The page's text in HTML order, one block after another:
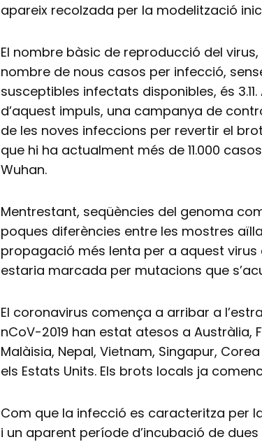
apareix recolzada per la modelització
El nombre bàsic de reproducció del
nombre de nous casos per infecció,
susceptibles infectats disponibles, és
d’aquest impuls, una campanya de
de les noves infeccions per revertir el
que hi ha actualment més de 11.000
Wuhan.
Mentrestant, seqüències del genoma
poques diferències entre les mostres
propagació més lenta per a aquest virus
estaria marcada per mutacions que
El coronavirus comença a arribar a
nCoV-2019 han estat atesos a Austràlia,
Malàisia, Nepal, Vietnam, Singapur,
els Estats Units. Els brots locals ja
Com que la infecció es caracteritza per
i un aparent període d’incubació de